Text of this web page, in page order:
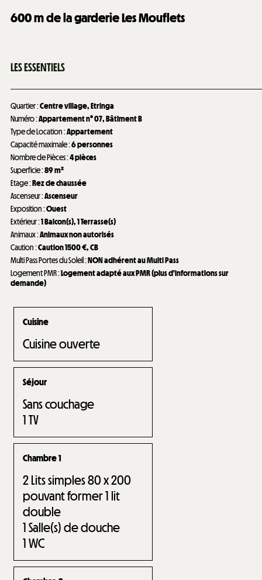
600m de la garderie Les Mouflets
LES ESSENTIELS
Quartier:Centre village Etringa
Numéro:Appartement n°07 Bâtiment B
Type de Location:Appartement
Capacité maximale:6 personnes
Nombre de Pièces:4 pièces
Superficie:89m²
Etage:Rez de chaussée
Ascenseur:Ascenseur
Exposition:Ouest
Extérieur:1Balcon(s) 1Terrasse(s)
Animaux:Animaux non autorisés
Caution:Caution1500 € CB
Multi Pass Portes du Soleil :NON adhérent au Multi Pass
Logement PMR:Logement adapté aux PMR (plus d'informations sur
demande)
Cuisine
Cuisine ouverte
Séjour
Sans couchage
1TV
Chambre 1
2Lits simples 80 x 200
pouvant former 1 lit
double
1Salle(s) de douche
1WC